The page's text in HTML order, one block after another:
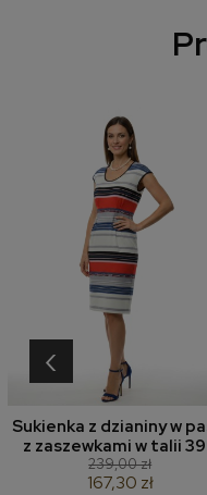
Sukienka z dzianiny w
z zaszewkami w talii
239,00 zł
167,30 zł
‹